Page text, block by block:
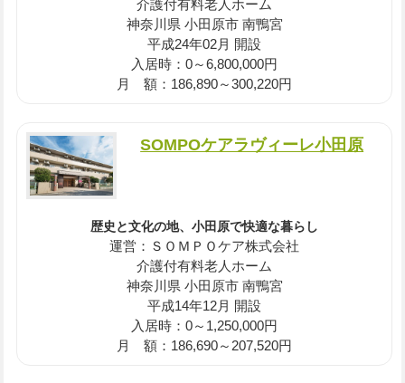
介護付有料老人ホーム
神奈川県 小田原市 南鴨宮
平成24年02月 開設
入居時：0～6,800,000円
月 額：186,890～300,220円
SOMPOケアラヴィーレ小田原
歴史と文化の地、小田原で快適な暮らし
運営：ＳＯＭＰＯケア株式会社
介護付有料老人ホーム
神奈川県 小田原市 南鴨宮
平成14年12月 開設
入居時：0～1,250,000円
月 額：186,690～207,520円